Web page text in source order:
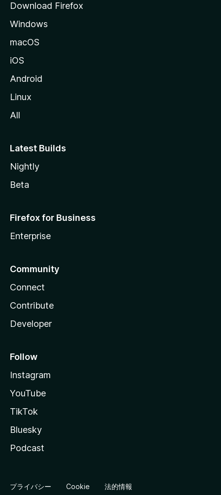
Download Firefox
Windows
macOS
iOS
Android
Linux
All
Latest Builds
Nightly
Beta
Firefox for Business
Enterprise
Community
Connect
Contribute
Developer
Follow
Instagram
YouTube
TikTok
Bluesky
Podcast
プライバシー Cookie 法的情報